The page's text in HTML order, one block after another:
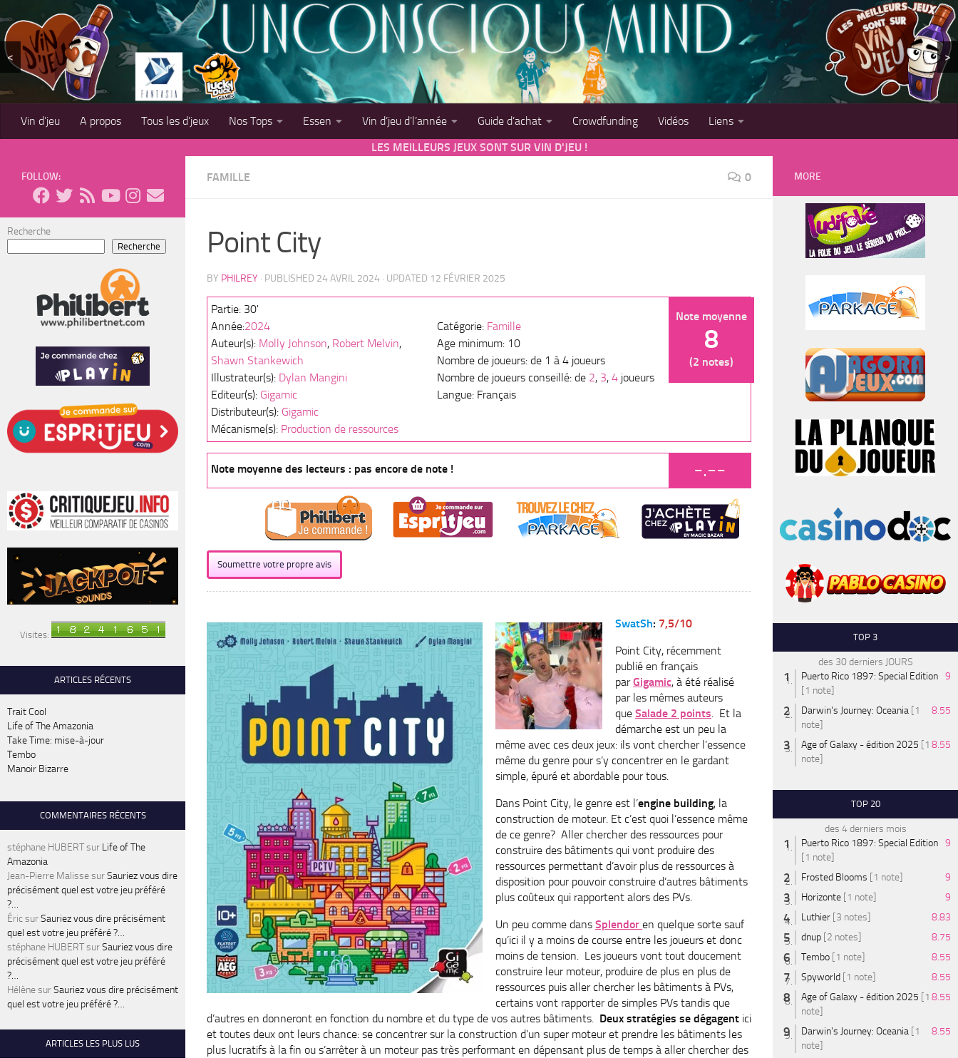
Skip to content
< >
Vin d’jeu A propos Tous les d’jeux Nos Tops Essen Vin d’jeu d’l’année Guide d’achat Crowdfunding Vidéos
Liens
LES MEILLEURS JEUX SONT SUR VIN D'JEU !
FAMILLE 0
Point City
BY PHILREY · PUBLISHED 24 AVRIL 2024 · UPDATED 12 FÉVRIER 2025
Note moyenne
8
(2 notes)
Partie: 30'
Année:2024
Auteur(s): Molly Johnson, Robert Melvin,
Shawn Stankewich
Illustrateur(s): Dylan Mangini
Editeur(s): Gigamic
Distributeur(s): Gigamic
Mécanisme(s): Production de ressources
Catégorie: Famille
Age minimum: 10
Nombre de joueurs: de 1 à 4 joueurs
Nombre de joueurs conseillé: de 2, 3, 4 joueurs
Langue: Français
Note moyenne des lecteurs : pas encore de note ! -.--
Soumettre votre propre avis
SwatSh: 7,5/10
Point City, récemment
publié en français
parGigamic, à été réalisé
par les mêmes auteurs
que Salade 2 points. Et la
démarche est un peu la
même avec ces deux jeux: ils vont chercher l’essence
même du genre pour s’y concentrer en le gardant
simple, épuré et abordable pour tous.
Dans Point City, le genre est l’engine building, la
construction de moteur. Et c’est quoi l’essence même
de ce genre? Aller chercher des ressources pour
construire des bâtiments qui vont produire des
ressources permettant d’avoir plus de ressources à
disposition pour pouvoir construire d’autres bâtiments
plus coûteux qui rapportent alors des PVs.
Un peu comme dans Splendor en quelque sorte sauf
qu’ici il y a moins de course entre les joueurs et donc
moins de tension. Les joueurs vont tout doucement
construire leur moteur, produire de plus en plus de
ressources puis aller chercher les bâtiments à PVs,
certains vont rapporter de simples PVs tandis que
d’autres en donneront en fonction du nombre et du type de vos autres bâtiments. Deux stratégies se dégagent ici
et toutes deux ont leurs chance: se concentrer sur la construction d’un super moteur et prendre les bâtiments les
plus lucratifs à la fin ou s’arrêter à un moteur pas très performant en dépensant plus de temps à aller chercher des
FOLLOW:
Recherche
Recherche
Visites:
ARTICLES RÉCENTS
Trait Cool
Life of The Amazonia
Take Time: mise-à-jour
Tembo
Manoir Bizarre
COMMENTAIRES RÉCENTS
stéphane HUBERTsur Life of The
Amazonia
Jean-Pierre MalissesurSauriez vous dire
précisément quel est votre jeu préféré
?…
ÉricsurSauriez vous dire précisément
quel est votre jeu préféré ?…
stéphane HUBERTsurSauriez vous dire
précisément quel est votre jeu préféré
?…
HélènesurSauriez vous dire précisément
quel est votre jeu préféré ?…
ARTICLES LES PLUS LUS
MORE
TOP 3
des 30 derniers JOURS
Puerto Rico 1897: Special Edition
[1 note]
9
Darwin's Journey: Oceania [1
note]
8.55
Age of Galaxy - édition 2025 [1
note]
8.55
TOP 20
des 4 derniers mois
Puerto Rico 1897: Special Edition
[1 note]
9
Frosted Blooms [1 note]
9
Horizonte [1 note]
9
Luthier [3 notes]
8.83
dnup [2 notes]
8.75
Tembo [1 note]
8.55
Spyworld [1 note]
8.55
Age of Galaxy - édition 2025 [1
note]
8.55
Darwin's Journey: Oceania [1
note]
8.55